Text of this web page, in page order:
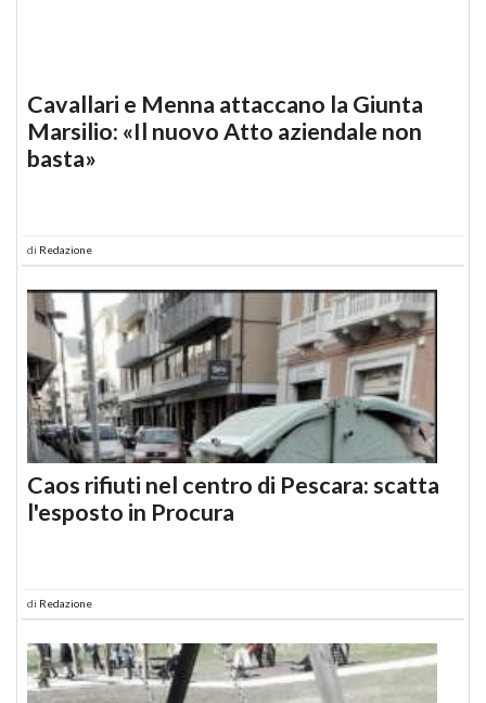
Cavallari e Menna attaccano la Giunta
Marsilio: «Il nuovo Atto aziendale non
basta»
di Redazione
Caos rifiuti nel centro di Pescara: scatta
l'esposto in Procura
di Redazione